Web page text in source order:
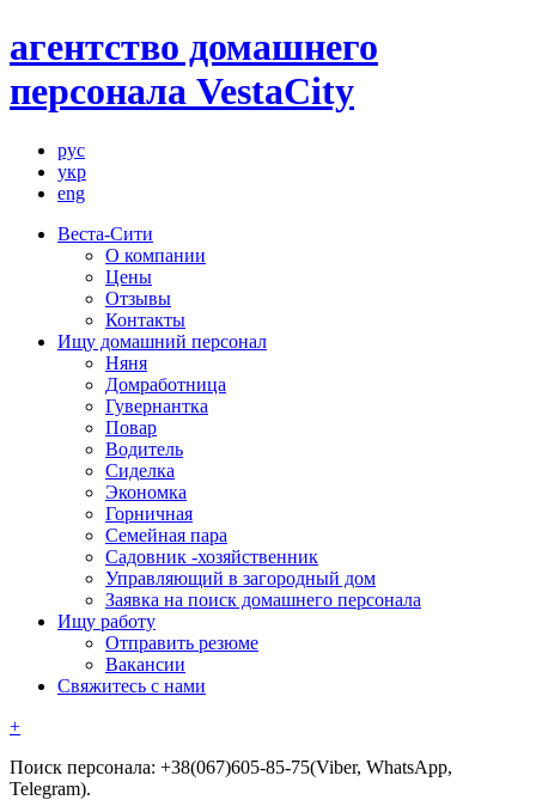
агентство домашнего
персонала VestaCity
рус
укр
eng
Веста-Сити
О компании
Цены
Отзывы
Контакты
Ищу домашний персонал
Няня
Домработница
Гувернантка
Повар
Водитель
Сиделка
Экономка
Горничная
Семейная пара
Садовник -хозяйственник
Управляющий в загородный дом
Заявка на поиск домашнего персонала
Ищу работу
Отправить резюме
Вакансии
Свяжитесь с нами
+
Поиск персонала: +38(067)605-85-75(Viber, WhatsApp,
Telegram).